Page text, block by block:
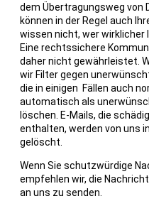
dem Übertragungsweg von
können in der Regel auch
wissen nicht, wer wirklicher
Eine rechtssichere
daher nicht gewährleistet.
wir Filter gegen
die in einigen Fällen auch
automatisch als
löschen. E-Mails, die
enthalten, werden von uns
gelöscht.
Wenn Sie schutzwürdige
empfehlen wir, die
an uns zu senden.